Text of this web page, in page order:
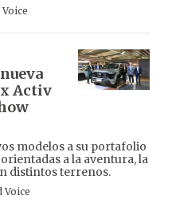
Activ
modelos a su portafolio
a la aventura, la
distintos terrenos.
Voice